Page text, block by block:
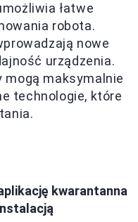
łatwe
robota.
nowe
urządzenia.
mogą maksymalnie
technologie, które
kwarantanna